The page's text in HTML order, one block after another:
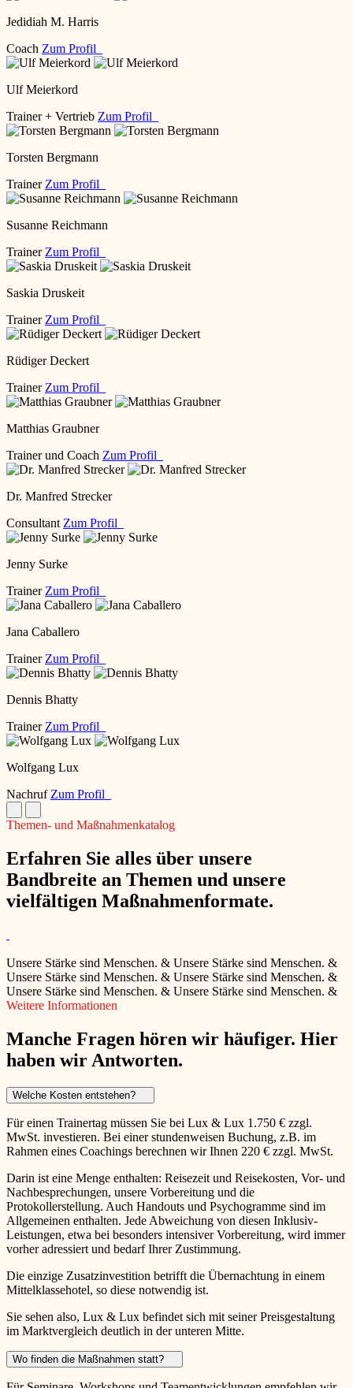
Jedidiah M. Harris
Coach Zum Profil
Ulf Meierkord
Trainer + Vertrieb Zum Profil
Torsten Bergmann
Trainer Zum Profil
Susanne Reichmann
Trainer Zum Profil
Saskia Druskeit
Trainer Zum Profil
Rüdiger Deckert
Trainer Zum Profil
Matthias Graubner
Trainer und Coach Zum Profil
Dr. Manfred Strecker
Consultant Zum Profil
Jenny Surke
Trainer Zum Profil
Jana Caballero
Trainer Zum Profil
Dennis Bhatty
Trainer Zum Profil
Wolfgang Lux
Nachruf Zum Profil
Themen- und Maßnahmenkatalog
Erfahren Sie alles über unsere
Bandbreite an Themen und unsere
vielfältigen Maßnahmenformate.
Unsere Stärke sind Menschen. & Unsere Stärke sind Menschen. &
Unsere Stärke sind Menschen. & Unsere Stärke sind Menschen. &
Unsere Stärke sind Menschen. & Unsere Stärke sind Menschen. &
Weitere Informationen
Manche Fragen hören wir häufiger. Hier
haben wir Antworten.
Welche Kosten entstehen?
Für einen Trainertag müssen Sie bei Lux & Lux 1.750 € zzgl.
MwSt. investieren. Bei einer stundenweisen Buchung, z.B. im
Rahmen eines Coachings berechnen wir Ihnen 220 € zzgl. MwSt.
Darin ist eine Menge enthalten: Reisezeit und Reisekosten, Vor- und
Nachbesprechungen, unsere Vorbereitung und die
Protokollerstellung. Auch Handouts und Psychogramme sind im
Allgemeinen enthalten. Jede Abweichung von diesen Inklusiv-
Leistungen, etwa bei besonders intensiver Vorbereitung, wird immer
vorher adressiert und bedarf Ihrer Zustimmung.
Die einzige Zusatzinvestition betrifft die Übernachtung in einem
Mittelklassehotel, so diese notwendig ist.
Sie sehen also, Lux & Lux befindet sich mit seiner Preisgestaltung
im Marktvergleich deutlich in der unteren Mitte.
Wo finden die Maßnahmen statt?